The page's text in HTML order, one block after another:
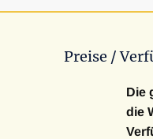
Preise /
Die
die